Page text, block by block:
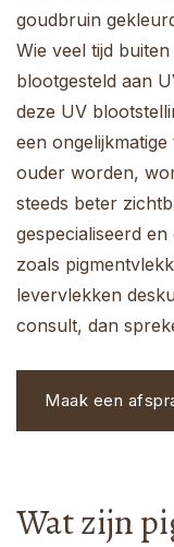
goudbruin
Wie veel tijd
blootgesteld aan
deze UV
een
ouder worden,
steeds beter
gespecialiseerd
zoals
levervlekken
consult, dan
Maak een
Wat zijn